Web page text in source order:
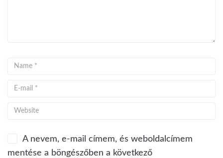
A nevem, e-mail címem, és weboldalcímem
mentése a böngészőben a következő